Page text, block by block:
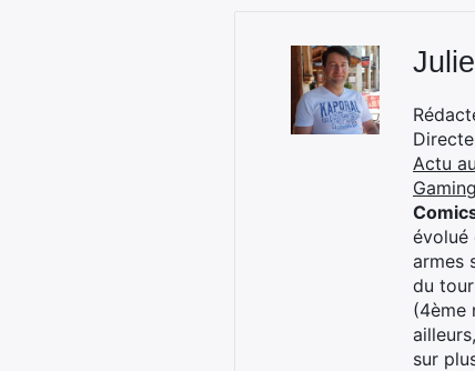
Actu
évolué
armes
du
(4ème
sur